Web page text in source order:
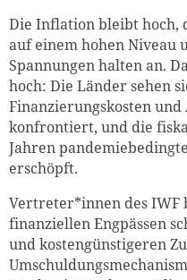
Die Inflation bleibt hoch,
auf einem hohen Niveau
Spannungen halten an.
hoch: Die Länder sehen
Finanzierungskosten
konfrontiert, und die
Jahren
erschöpft.
Vertreter*innen des IWF
finanziellen Engpässen
und kostengünstigeren